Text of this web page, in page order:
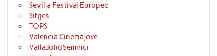
Sevilla Festival Europeo
Sitges
TOPS
Valencia Cinemajove
Valladolid Seminci